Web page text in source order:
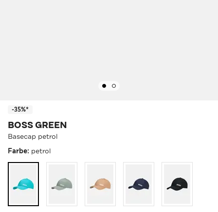
-35%*
BOSS GREEN
Basecap petrol
Farbe: petrol